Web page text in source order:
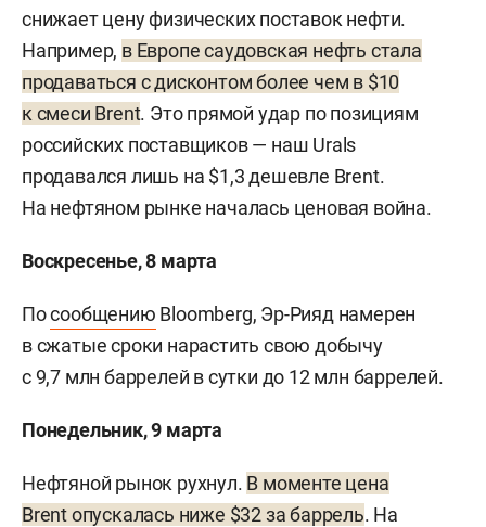
снижает цену физических поставок нефти.
Например, в Европе саудовская нефть стала
продаваться с дисконтом более чем в $10
к смеси Brent. Это прямой удар по позициям
российских поставщиков — наш Urals
продавался лишь на $1,3 дешевле Brent.
На нефтяном рынке началась ценовая война.
Воскресенье, 8 марта
Посообщению Bloomberg, Эр-Рияд намерен
в сжатые сроки нарастить свою добычу
с 9,7 млн баррелей в сутки до 12 млн баррелей.
Понедельник, 9 марта
Нефтяной рынок рухнул. В моменте цена
Brent опускалась ниже $32 за баррель. На